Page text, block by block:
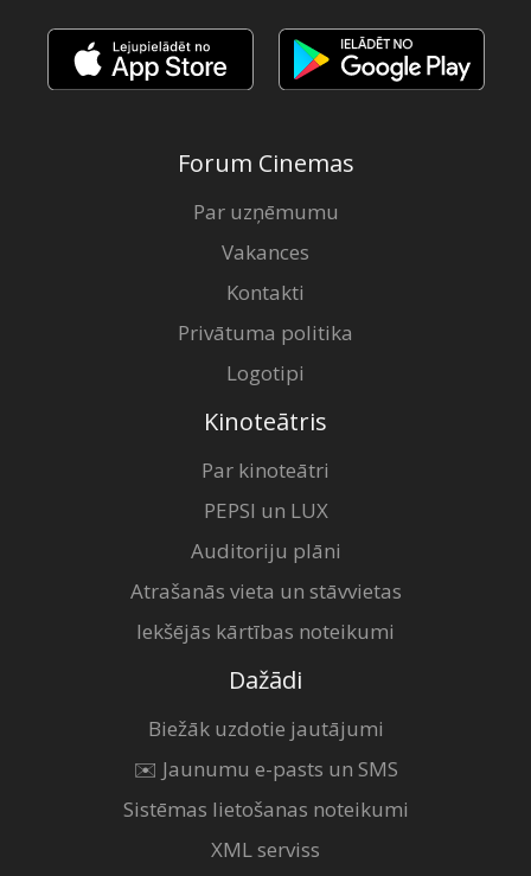
Kino
Klubs
Forum Cinemas
Par uzņēmumu
Vakances
Kontakti
Privātuma politika
Logotipi
Kinoteātris
Par kinoteātri
PEPSI un LUX
Auditoriju plāni
Atrašanās vieta un stāvvietas
Iekšējās kārtības noteikumi
Dažādi
Biežāk uzdotie jautājumi
✉️ Jaunumu e-pasts un SMS
Sistēmas lietošanas noteikumi
XML serviss